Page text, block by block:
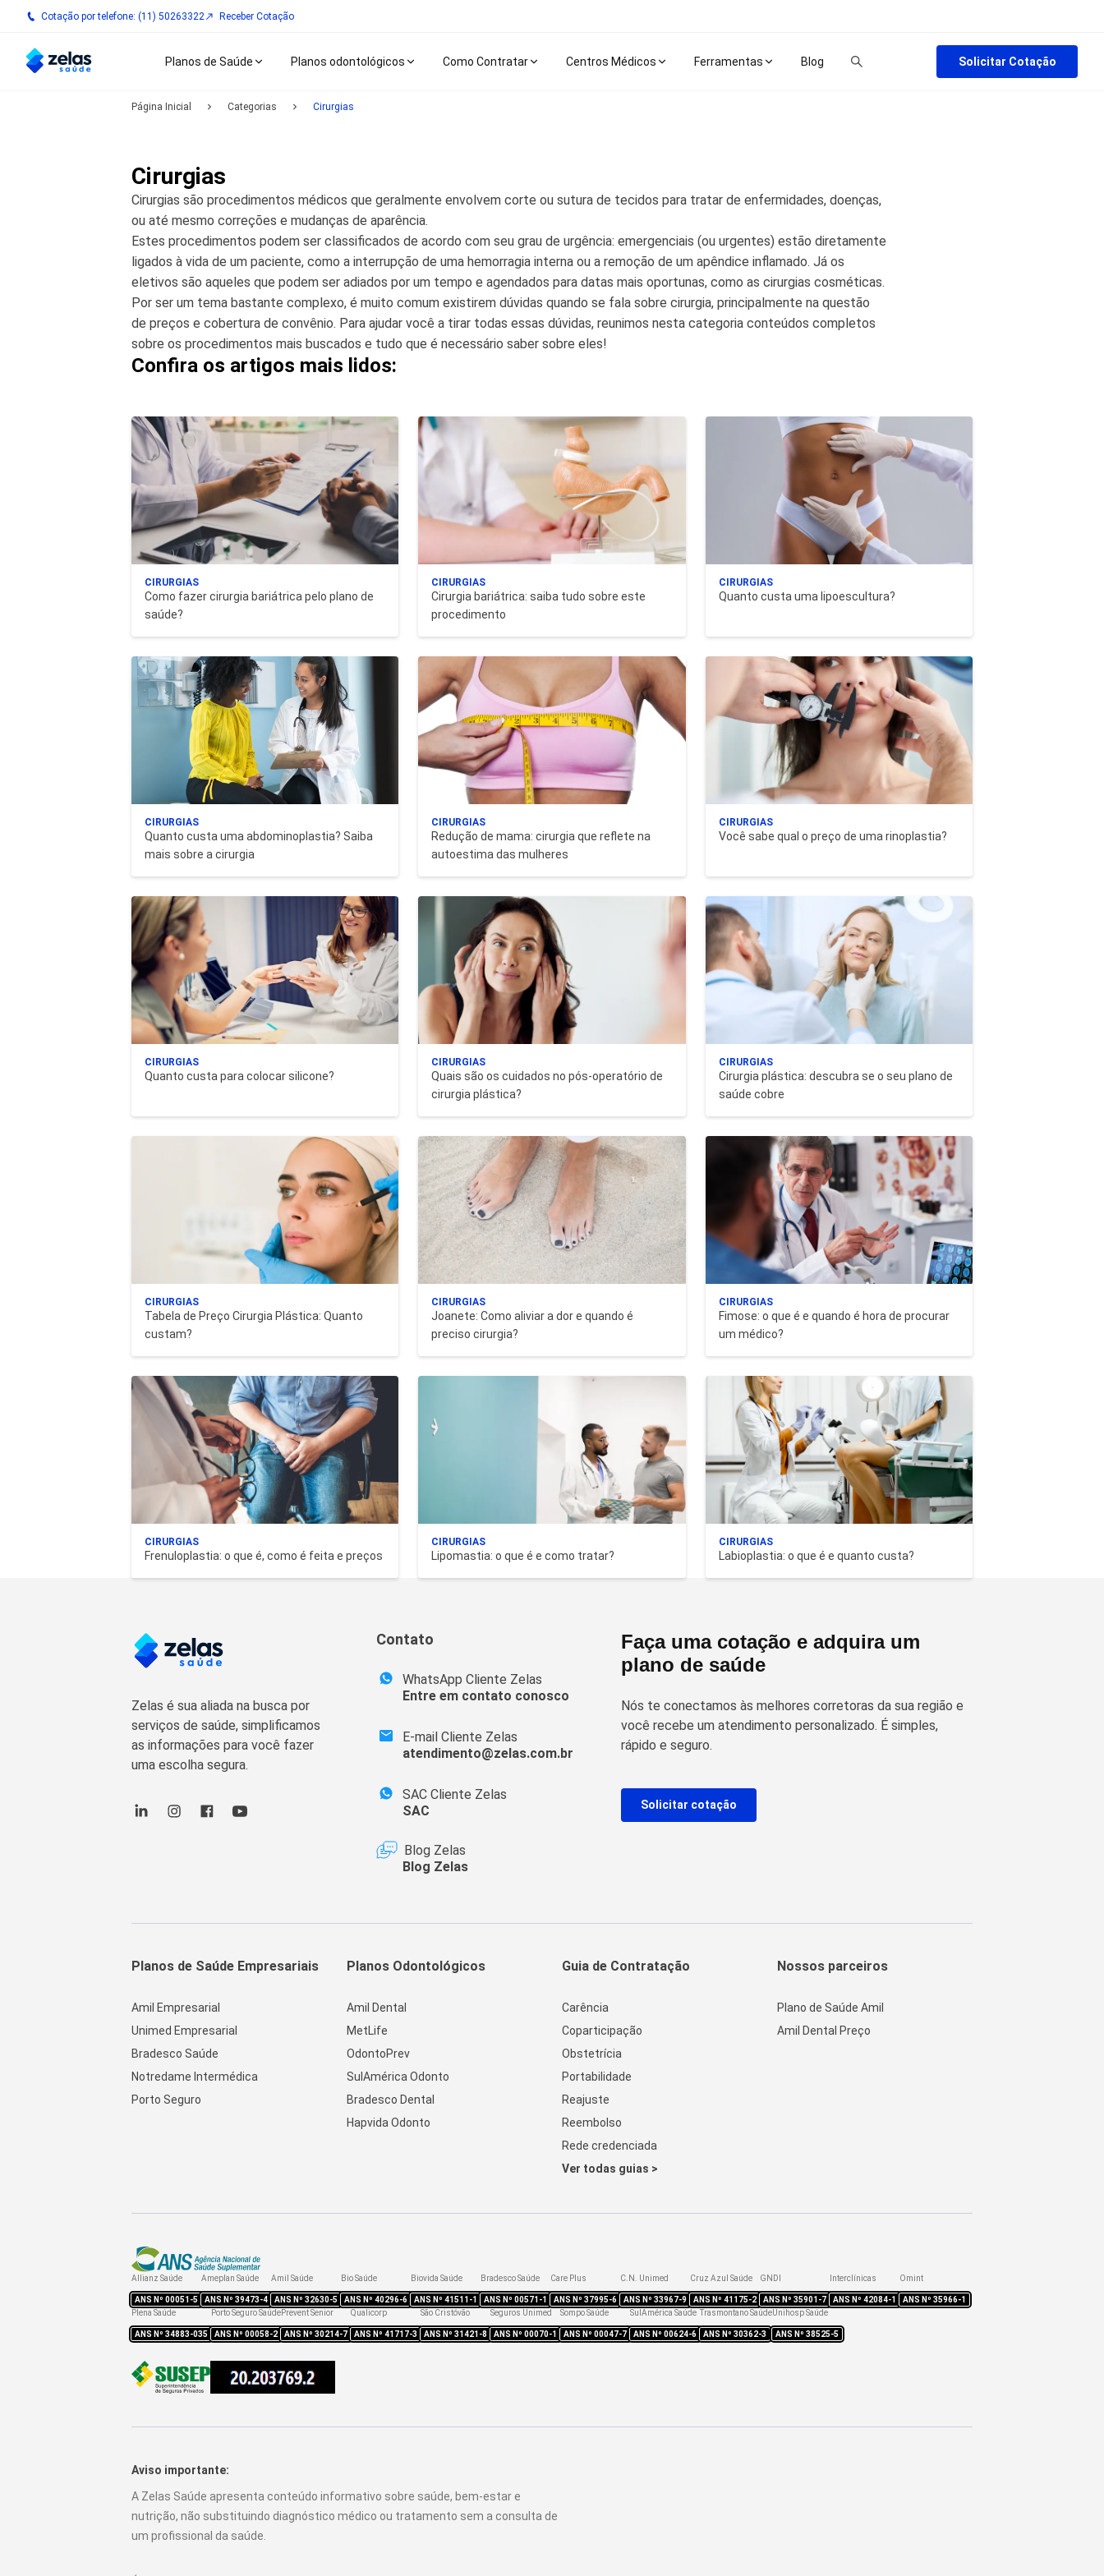
Cotação por telefone: (11) 50263322 Receber Cotação
Planos de Saúde Planos odontológicos Como Contratar Centros Médicos Ferramentas Blog Solicitar Cotação
Página Inicial Categorias Cirurgias
Cirurgias
Cirurgias são procedimentos médicos que geralmente envolvem corte ou sutura de tecidos para tratar de enfermidades, doenças,
ou até mesmo correções e mudanças de aparência.
Estes procedimentos podem ser classificados de acordo com seu grau de urgência: emergenciais (ou urgentes) estão diretamente
ligados à vida de um paciente, como a interrupção de uma hemorragia interna ou a remoção de um apêndice inflamado. Já os
eletivos são aqueles que podem ser adiados por um tempo e agendados para datas mais oportunas, como as cirurgias cosméticas.
Por ser um tema bastante complexo, é muito comum existirem dúvidas quando se fala sobre cirurgia, principalmente na questão
de preços e cobertura de convênio. Para ajudar você a tirar todas essas dúvidas, reunimos nesta categoria conteúdos completos
sobre os procedimentos mais buscados e tudo que é necessário saber sobre eles!
Confira os artigos mais lidos:
CIRURGIAS
Como fazer cirurgia bariátrica pelo plano de
saúde?
CIRURGIAS
Cirurgia bariátrica: saiba tudo sobre este
procedimento
CIRURGIAS
Quanto custa uma lipoescultura?
CIRURGIAS
Quanto custa uma abdominoplastia? Saiba
mais sobre a cirurgia
CIRURGIAS
Redução de mama: cirurgia que reflete na
autoestima das mulheres
CIRURGIAS
Você sabe qual o preço de uma rinoplastia?
CIRURGIAS
Quanto custa para colocar silicone?
CIRURGIAS
Quais são os cuidados no pós-operatório de
cirurgia plástica?
CIRURGIAS
Cirurgia plástica: descubra se o seu plano de
saúde cobre
CIRURGIAS
Tabela de Preço Cirurgia Plástica: Quanto
custam?
CIRURGIAS
Joanete: Como aliviar a dor e quando é
preciso cirurgia?
CIRURGIAS
Fimose: o que é e quando é hora de procurar
um médico?
CIRURGIAS
Frenuloplastia: o que é, como é feita e preços
CIRURGIAS
Lipomastia: o que é e como tratar?
CIRURGIAS
Labioplastia: o que é e quanto custa?
Zelas é sua aliada na busca por
serviços de saúde, simplificamos
as informações para você fazer
uma escolha segura.
Contato
WhatsApp Cliente Zelas
Entre em contato conosco
E-mail Cliente Zelas
atendimento@zelas.com.br
SAC Cliente Zelas
SAC
Blog Zelas
Blog Zelas
Faça uma cotação e adquira um
plano de saúde
Nós te conectamos às melhores corretoras da sua região e
você recebe um atendimento personalizado. É simples,
rápido e seguro.
Solicitar cotação
Planos de Saúde Empresariais
Amil Empresarial
Unimed Empresarial
Bradesco Saúde
Notredame Intermédica
Porto Seguro
Planos Odontológicos
Amil Dental
MetLife
OdontoPrev
SulAmérica Odonto
Bradesco Dental
Hapvida Odonto
Guia de Contratação
Carência
Coparticipação
Obstetrícia
Portabilidade
Reajuste
Reembolso
Rede credenciada
Ver todas guias >
Nossos parceiros
Plano de Saúde Amil
Amil Dental Preço
Allianz Saúde
ANS Nº 00051-5
Ameplan Saúde
ANS Nº 39473-4
Amil Saúde
ANS Nº 32630-5
Bio Saúde
ANS Nº 40296-6
Biovida Saúde
ANS Nº 41511-1
Bradesco Saúde
ANS Nº 00571-1
Care Plus
ANS Nº 37995-6
C.N. Unimed
ANS Nº 33967-9
Cruz Azul Saúde
ANS Nº 41175-2
GNDI
ANS Nº 35901-7
Interclínicas
ANS Nº 42084-1
Omint
ANS Nº 35966-1
Plena Saúde
ANS Nº 34883-035
Porto Seguro Saúde
ANS Nº 00058-2
Prevent Senior
ANS Nº 30214-7
Qualicorp
ANS Nº 41717-3
São Cristóvão
ANS Nº 31421-8
Seguros Unimed
ANS Nº 00070-1
Sompo Saúde
ANS Nº 00047-7
SulAmérica Saúde
ANS Nº 00624-6
Trasmontano Saúde
ANS Nº 30362-3
Unihosp Saúde
ANS Nº 38525-5
Aviso importante:
A Zelas Saúde apresenta conteúdo informativo sobre saúde, bem-estar e
nutrição, não substituindo diagnóstico médico ou tratamento sem a consulta de
um profissional da saúde.